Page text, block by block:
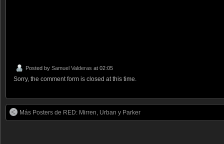
Posted by Samuel Valderas at 02:05
Sorry, the comment form is closed at this time.
Más Posters de RED: Mirren, Urban y Parker